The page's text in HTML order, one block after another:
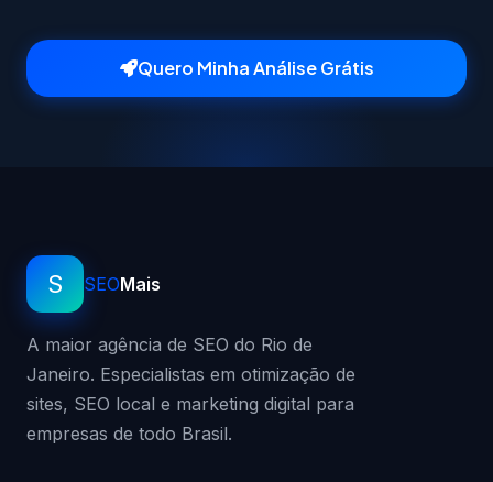
Quero Minha Análise Grátis
S SEOMais
A maior agência de SEO do Rio de
Janeiro. Especialistas em otimização de
sites, SEO local e marketing digital para
empresas de todo Brasil.